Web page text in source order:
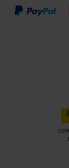
¡Descarga la